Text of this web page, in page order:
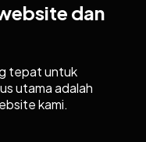
dan
tepat untuk
utama adalah
kami.